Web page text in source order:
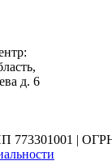
д. 6
773301001 |